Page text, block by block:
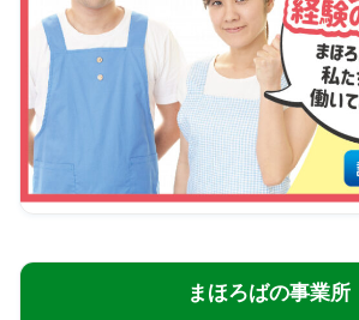
まほろばの事業所